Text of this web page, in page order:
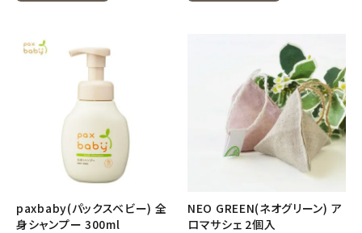
paxbaby(パックスベビー) 全
身シャンプー 300ml
NEO GREEN(ネオグリーン) ア
ロマサシェ 2個入